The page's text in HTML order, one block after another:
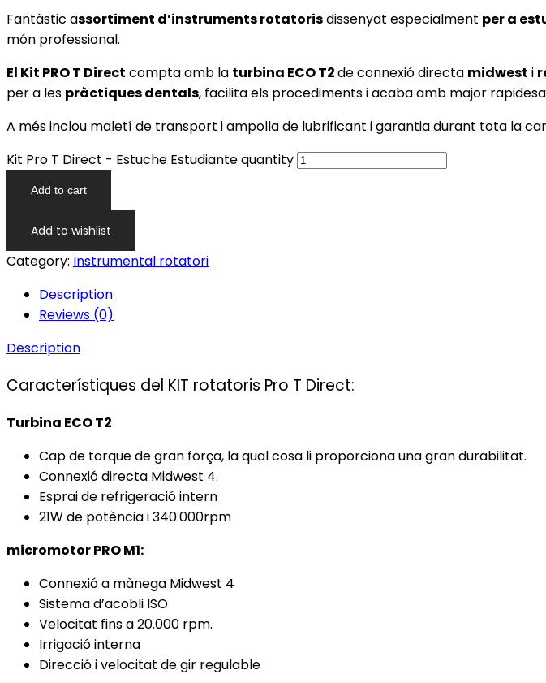
Fantàstic assortiment d’instruments rotatorisdissenyat especialment per a
món professional.
El Kit PRO T Direct compta amb la turbina ECO T2de connexió directa midwest i
per a les pràctiques dentals, facilita els procediments i acaba amb major
A més inclou maletí de transport i ampolla de lubrificant i garantia durant tota la
Kit Pro T Direct - Estuche Estudiante quantity
Add to cart
Add to wishlist
Category: Instrumental rotatori
Description
Reviews (0)
Description
Característiques del KIT rotatoris Pro T Direct:
Turbina ECO T2
Cap de torque de gran força, la qual cosa li proporciona una gran durabilitat.
Connexió directa Midwest 4.
Esprai de refrigeració intern
21W de potència i 340.000rpm
micromotor PRO M1:
Connexió a mànega Midwest 4
Sistema d’acobli ISO
Velocitat fins a 20.000 rpm.
Irrigació interna
Direcció i velocitat de gir regulable